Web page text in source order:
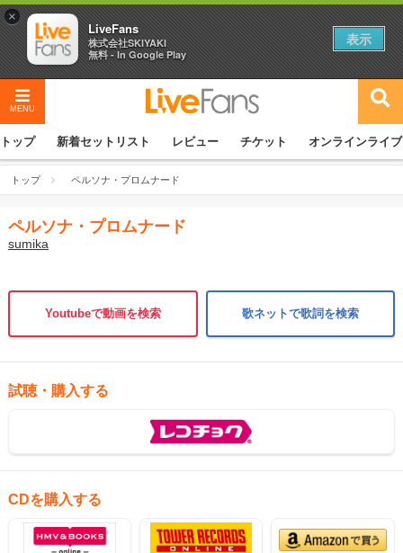
MENU
トップ 新着セットリスト レビュー チケット オンラインライブ
トップ ペルソナ・プロムナード
ペルソナ・プロムナード
sumika
Youtubeで動画を検索 歌ネットで歌詞を検索
試聴・購入する
CDを購入する
×
LiveFans
株式会社SKIYAKI
無料 - In Google Play
表示